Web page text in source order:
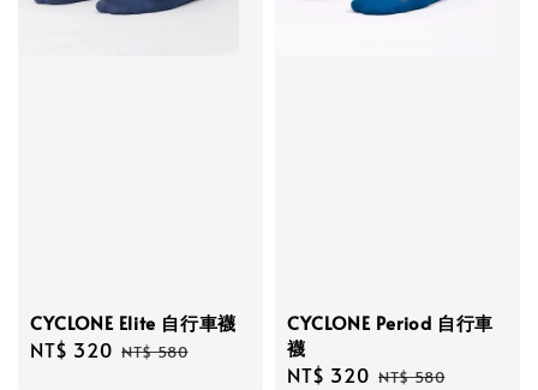
CYCLONE Elite 自行車襪
Sale
NT$ 320 Regular
NT$ 580
CYCLONE Period 自行車
襪
Sale
NT$ 320 Regular
NT$ 580